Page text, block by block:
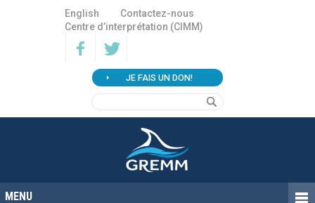
English
Contactez-nous
Centre d’interprétation (CIMM)
JE FAIS UN DON!